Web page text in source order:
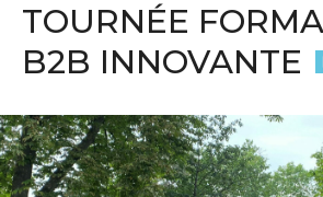
Contact
Salariés
TOURNÉE
B2B INNOVANTE